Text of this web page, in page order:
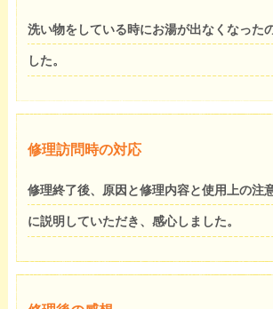
洗い物をしている時にお湯が出なくなった
した。
修理訪問時の対応
修理終了後、原因と修理内容と使用上の注
に説明していただき、感心しました。